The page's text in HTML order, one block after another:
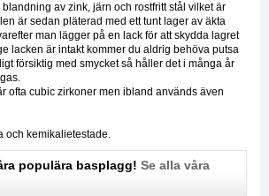
av zink, järn och rostfritt stål vilket är
är sedan pläterad med ett tunt lager av äkta
man lägger på en lack för att skydda lagret
lacken är intakt kommer du aldrig behöva putsa
försiktig med smycket så håller det i många år
ofta cubic zirkoner men ibland används även
och kemikalietestade.
populära basplagg! Se alla våra